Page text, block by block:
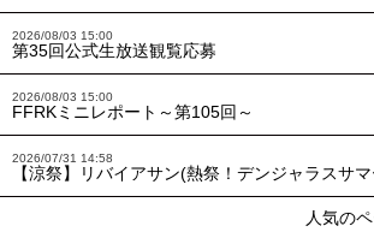
2026/08/03 15:00
第35回公式生放送観覧応募
2026/08/03 15:00
FFRKミニレポート～第105回～
2026/07/31 14:58
【涼祭】リバイアサン(熱祭！デンジャラスサ
人気の